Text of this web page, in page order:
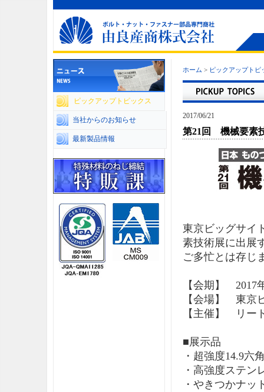
ピックアップトピックス
当社からのお知らせ
最新製品情報
ホーム > ピックアップトピ
2017/06/21
第21回 機械要素
東京ビッグサイ
素技術展に出展
ご多忙とは存じ
【会期】 2017
【会場】 東京
【主催】 リー
■展示品
・超強度14.9六
・高強度ステン
・やきつかナッ